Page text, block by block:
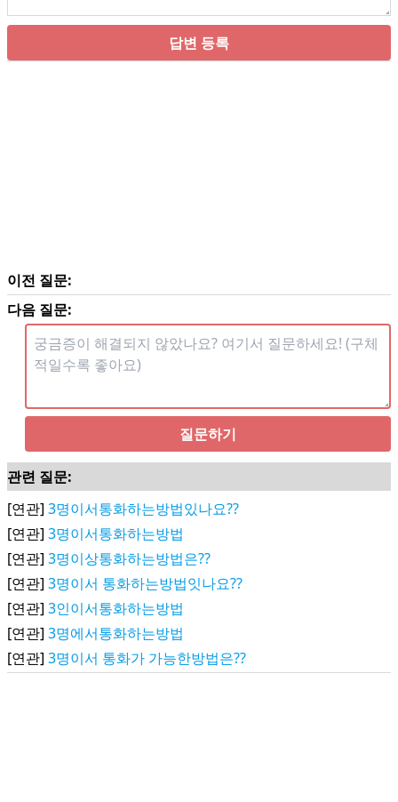
답변 등록
이전 질문:
다음 질문:
질문하기
관련 질문:
[연관] 3명이서통화하는방법있나요??
[연관] 3명이서통화하는방법
[연관] 3명이상통화하는방법은??
[연관] 3명이서 통화하는방법잇나요??
[연관] 3인이서통화하는방법
[연관] 3명에서통화하는방법
[연관] 3명이서 통화가 가능한방법은??